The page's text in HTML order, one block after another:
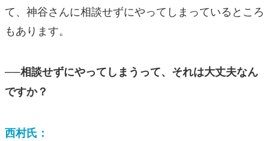
て、神谷さんに相談せずにやってしまっているところ
もあります。
──相談せずにやってしまうって、それは大丈夫なん
ですか？
西村氏：